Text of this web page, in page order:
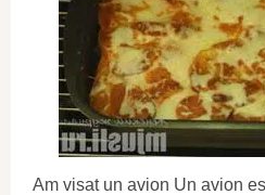
Am visat un avion Un avion